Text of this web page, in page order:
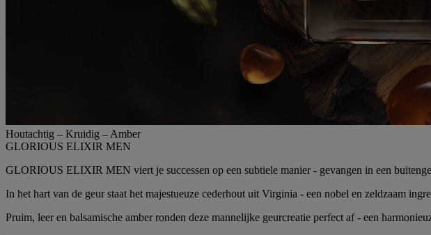
Houtachtig – Kruidig – Amber
GLORIOUS ELIXIR MEN
GLORIOUS ELIXIR MEN viert je successen op een subtiele manier - gevangen in een
In het hart van de geur staat het majestueuze cederhout uit Virginia - een nobel en zeldzaam
Pruim, leeren balsamische amberronden deze mannelijke geurcreatie perfect af - een